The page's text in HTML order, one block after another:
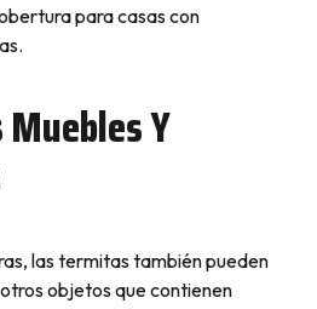
para casas con
Muebles Y
las termitas también pueden
objetos que contienen